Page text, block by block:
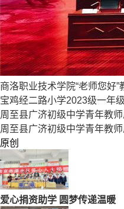
商洛职业技术学院“老师您好”
宝鸡经二路小学2023级一年
周至县广济初级中学青年教
周至县广济初级中学青年教
原创
爱心捐资助学 圆梦传递温暖